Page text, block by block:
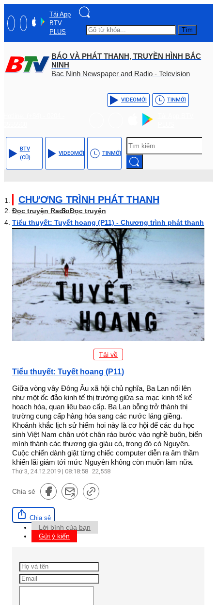
Tải App
BTV
PLUS
Tìm
BÁO VÀ PHÁT THANH, TRUYỀN HÌNH BẮC
NINH
Bac Ninh Newspaper and Radio - Television
VIDEOMỚI TINMỚI
BTV
(CŨ)
VIDEOMỚI TINMỚI
CHƯƠNG TRÌNH PHÁT THANH
Đọc truyện RadioĐọc truyện
Tiểu thuyết: Tuyết hoang (P11) - Chương trình phát thanh
Tải về
Tiểu thuyết: Tuyết hoang (P11)
Giữa vòng vây Đông Âu xã hội chủ nghĩa, Ba Lan nổi lên
như một ốc đảo kinh tế thị trường giữa sa mạc kinh tế kế
hoạch hóa, quan liêu bao cấp. Ba Lan bỗng trở thành thị
trường cung cấp hàng hóa sang các nước láng giềng.
Khoảnh khắc lịch sử hiếm hoi này là cơ hội để các du học
sinh Việt Nam chân ướt chân ráo bước vào nghề buôn, biến
mình thành các thương gia giàu có, trong đó có Nguyên.
Cuộc chiến dành giật từng chiếc computer diễn ra âm thầm
khiến lãi giảm tới mức Nguyên không còn muốn làm nữa.
Thứ 3, 24.12.2019 | 08:18:58 22,558
Chia sẻ
Chia sẻ
Lời bình của bạn
Gửi ý kiến